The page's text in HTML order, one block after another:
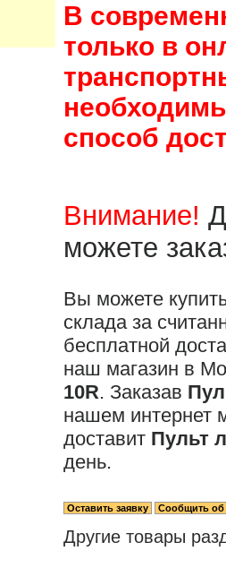
В
только в
способ
Внимание!
можете
Вы можете
склада за
бесплатной
наш магазин в
10R. Заказав
нашем интернет
доставит Пульт
день.
Другие товары